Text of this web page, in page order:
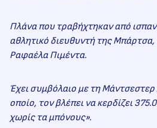
Πλάνα που τραβήχτηκαν από
αθλητικό διευθυντή της
Ραφαέλα Πιμέντα.
Έχει συμβόλαιο με τη Μάντσεστερ
οποίο, τον βλέπει να κερδίζει
χωρίς τα μπόνους».